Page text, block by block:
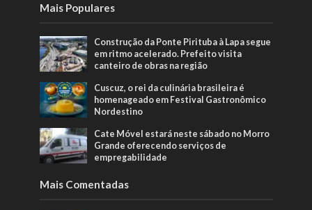
Mais Populares
Construção da Ponte Pirituba à Lapa segue
em ritmo acelerado. Prefeito visita
canteiro de obras na região
Cuscuz, o rei da culinária brasileira é
homenageado em Festival Gastronômico
Nordestino
Cate Móvel estará neste sábado no Morro
Grande oferecendo serviços de
empregabilidade
Mais Comentadas